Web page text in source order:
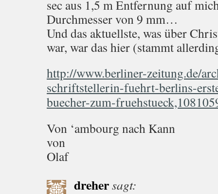
sec aus 1,5 m Entfernung auf
Durchmesser von 9 mm…
Und das aktuellste, was über
war, war das hier (stammt
http://www.berliner-zeitung.de/
schriftstellerin-fuehrt-berlins-
buecher-zum-
Von ‘ambourg nach Kann
von
Olaf
drehersagt: